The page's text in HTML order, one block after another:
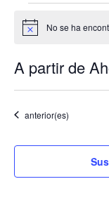
Notice No se ha
A partir de
fecha.
Eventos
anterior(es)